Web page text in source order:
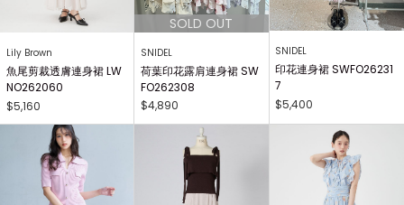
Lily Brown
魚尾剪裁透膚連身裙 LW
NO262060
$5,160
SNIDEL
荷葉印花露肩連身裙 SW
FO262308
$4,890
SNIDEL
印花連身裙 SWFO26231
7
$5,400